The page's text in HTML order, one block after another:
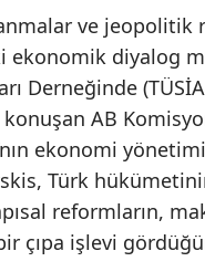
ve jeopolitik
ekonomik diyalog
Derneğinde
AB
ekonomi
Türk hükümetinin
reformların,
çıpa işlevi